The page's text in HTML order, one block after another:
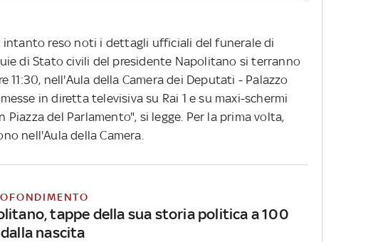
intanto reso noti i dettagli ufficiali del funerale di
di Stato civili del presidente Napolitano si terranno
11:30, nell'Aula della Camera dei Deputati - Palazzo
in diretta televisiva su Rai 1 e su maxi-schermi
del Parlamento", si legge. Per la prima volta,
nell'Aula della Camera.
tappe della sua storia politica a 100
nascita